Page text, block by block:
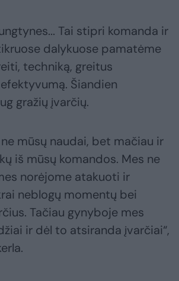
Tai stipri komanda ir
dalykuose pamatėme
techniką, greitus
Šiandien
gražių įvarčių.
mūsų naudai, bet mačiau ir
iš mūsų komandos. Mes ne
norėjome atakuoti ir
neblogų momentų bei
Tačiau gynyboje mes
ir dėl to atsiranda įvarčiai“,